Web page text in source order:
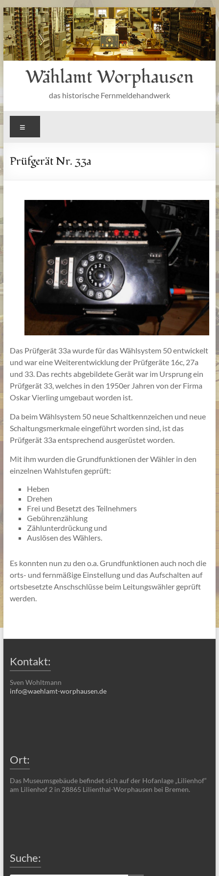
Zum
Inhalt
springen
Wählamt Worphausen
das historische Fernmeldehandwerk
Prüfgerät Nr. 33a
Das Prüfgerät 33a wurde für das Wählsystem 50 entwickelt
und war eine Weiterentwicklung der Prüfgeräte 16c, 27a
und 33. Das rechts abgebildete Gerät war im Ursprung ein
Prüfgerät 33, welches in den 1950er Jahren von der Firma
Oskar Vierling umgebaut worden ist.
Da beim Wählsystem 50 neue Schaltkennzeichen und neue
Schaltungsmerkmale eingeführt worden sind, ist das
Prüfgerät 33a entsprechend ausgerüstet worden.
Mit ihm wurden die Grundfunktionen der Wähler in den
einzelnen Wahlstufen geprüft:
Heben
Drehen
Frei und Besetzt des Teilnehmers
Gebührenzählung
Zählunterdrückung und
Auslösen des Wählers.
Es konnten nun zu den o.a. Grundfunktionen auch noch die
orts- und fernmäßige Einstellung und das Aufschalten auf
ortsbesetzte Anschschlüsse beim Leitungswähler geprüft
werden.
Kontakt:
Sven Wohltmann
info@waehlamt-worphausen.de
Ort:
Das Museumsgebäude befindet sich auf der Hofanlage „Lilienhof“
am Lilienhof 2 in 28865 Lilienthal-Worphausen bei Bremen.
Suche: